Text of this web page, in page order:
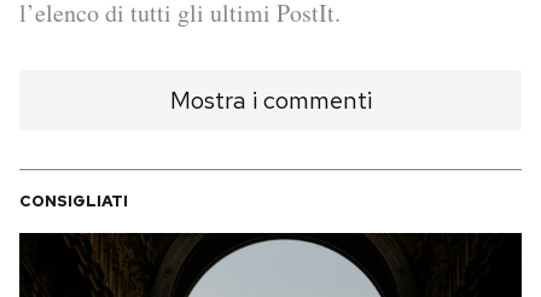
I MIEI PREFERITI
l’elenco di tutti gli ultimi PostIt.
Mostra i commenti
CONSIGLIATI